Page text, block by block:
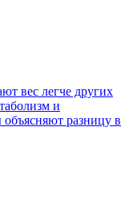
вес легче других
и
разницу в